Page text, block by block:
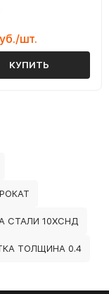
шт.
КУПИТЬ
СТАЛИ 10ХСНД
ТОЛЩИНА 0.4